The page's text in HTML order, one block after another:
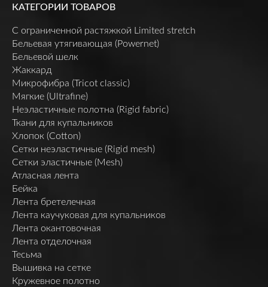
КАТЕГОРИИ ТОВАРОВ
C ограниченной растяжкой Limited stretch
Бельевая утягивающая (Powernet)
Бельевой шелк
Жаккард
Микрофибра (Tricot classic)
Мягкие (Ultrafine)
Неэластичные полотна (Rigid fabric)
Ткани для купальников
Хлопок (Cotton)
Сетки неэластичные (Rigid mesh)
Сетки эластичные (Mesh)
Атласная лента
Бейка
Лента бретелечная
Лента каучуковая для купальников
Лента окантовочная
Лента отделочная
Тесьма
Вышивка на сетке
Кружевное полотно